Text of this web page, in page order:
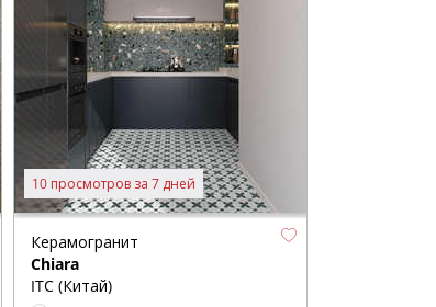
10 просмотров за 7 дней
Керамогранит
Chiara
ITC (Китай)